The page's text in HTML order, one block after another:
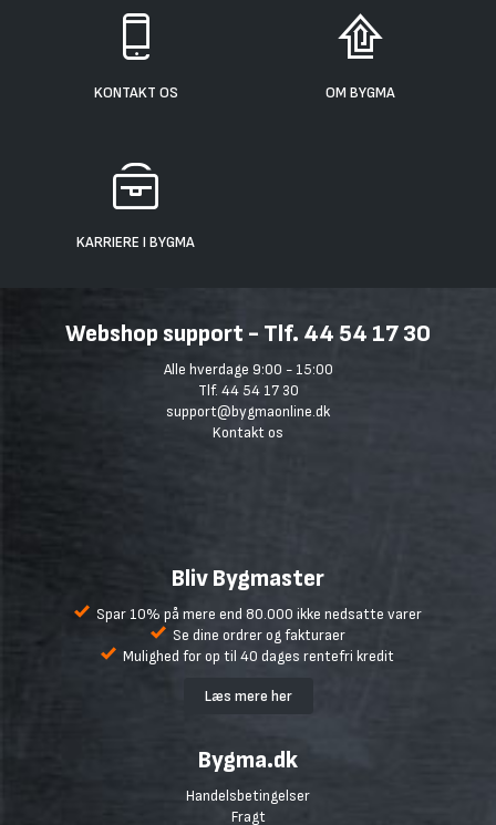
KONTAKT OS OM BYGMA
KARRIERE I BYGMA
Webshop support - Tlf. 44 54 17 30
Alle hverdage 9:00 - 15:00
Tlf. 44 54 17 30
support@bygmaonline.dk
Kontakt os
Bliv Bygmaster
Spar 10% på mere end 80.000 ikke nedsatte varer
Se dine ordrer og fakturaer
Mulighed for op til 40 dages rentefri kredit
Læs mere her
Bygma.dk
Handelsbetingelser
Fragt